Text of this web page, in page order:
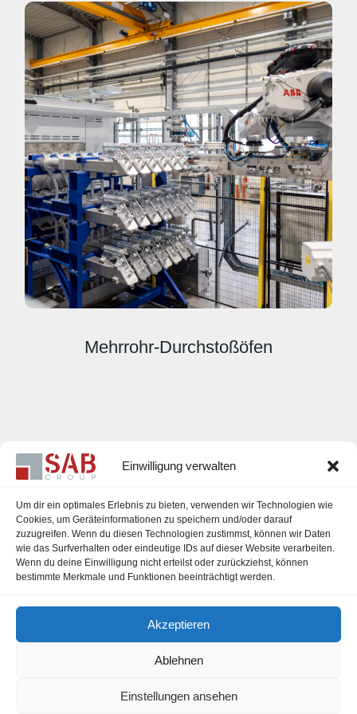
Einwilligung verwalten
Um dir ein optimales Erlebnis zu bieten, verwenden wir Technologien wie
Cookies, um Geräteinformationen zu speichern und/oder darauf
zuzugreifen. Wenn du diesen Technologien zustimmst, können wir Daten
wie das Surfverhalten oder eindeutige IDs auf dieser Website verarbeiten.
Wenn du deine Einwilligung nicht erteilst oder zurückziehst, können
bestimmte Merkmale und Funktionen beeinträchtigt werden.
Akzeptieren
Ablehnen
Einstellungen ansehen
Mehrrohr-Durchstoßöfen
Karriere
Impressum
Datenschutzerklärung
Cookie-Richtlinie (EU)
office@sab-group.com